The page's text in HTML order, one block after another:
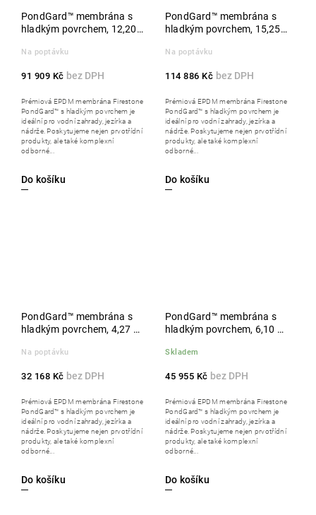
PondGard™ membrána s
hladkým povrchem, 12,20 x
Na poptávku
91 909 Kč
Do košíku
Prémiová EPDM membrána Firestone
PondGard™ s hladkým povrchem je
ideální pro vodní zahrady, jezírka a
nádrže. Poskytujeme nejen prvotřídní
produkty, ale také komplexní
odborné...
PondGard™ membrána s
hladkým povrchem, 15,25 x
Na poptávku
114 886 Kč
Do košíku
Prémiová EPDM membrána Firestone
PondGard™ s hladkým povrchem je
ideální pro vodní zahrady, jezírka a
nádrže. Poskytujeme nejen prvotřídní
produkty, ale také komplexní
odborné...
PondGard™ membrána s
hladkým povrchem, 4,27 x
Na poptávku
32 168 Kč
Do košíku
Prémiová EPDM membrána Firestone
PondGard™ s hladkým povrchem je
ideální pro vodní zahrady, jezírka a
nádrže. Poskytujeme nejen prvotřídní
produkty, ale také komplexní
odborné...
PondGard™ membrána s
hladkým povrchem, 6,10 x
Skladem
45 955 Kč
Do košíku
Prémiová EPDM membrána Firestone
PondGard™ s hladkým povrchem je
ideální pro vodní zahrady, jezírka a
nádrže. Poskytujeme nejen prvotřídní
produkty, ale také komplexní
odborné...